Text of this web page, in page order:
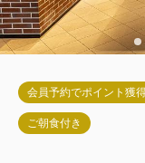
会員予約でポイント獲
ご朝食付き